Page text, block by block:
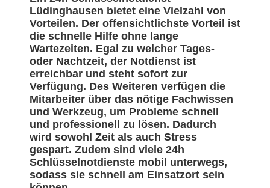
Lüdinghausen bietet eine Vielzahl von
Vorteilen. Der offensichtlichste Vorteil ist
die schnelle Hilfe ohne lange
Wartezeiten. Egal zu welcher Tages-
oder Nachtzeit, der Notdienst ist
erreichbar und steht sofort zur
Verfügung. Des Weiteren verfügen die
Mitarbeiter über das nötige Fachwissen
und Werkzeug, um Probleme schnell
und professionell zu lösen. Dadurch
wird sowohl Zeit als auch Stress
gespart. Zudem sind viele 24h
Schlüsselnotdienste mobil unterwegs,
sodass sie schnell am Einsatzort sein